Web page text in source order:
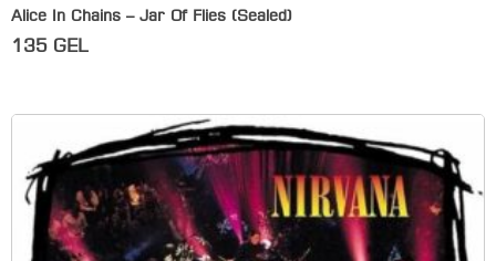
Alice In Chains – Jar Of Flies (Sealed)
135 GEL